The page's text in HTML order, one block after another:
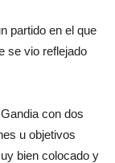
partido en el que
se vio reflejado
con dos
u objetivos
bien colocado y